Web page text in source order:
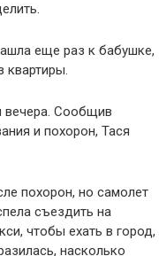
еще раз к бабушке,
квартиры.
вечера. Сообщив
и похорон, Тася
похорон, но самолет
съездить на
чтобы ехать в город,
насколько